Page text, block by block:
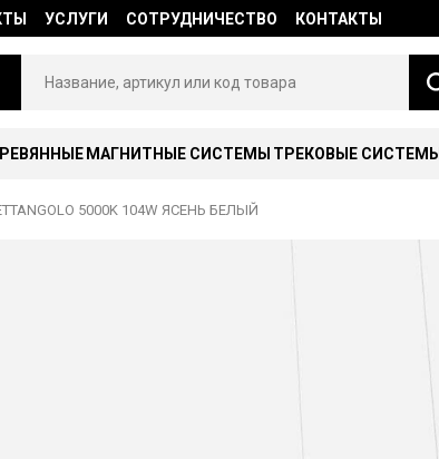
УСЛУГИ СОТРУДНИЧЕСТВО КОНТАКТЫ
МАГНИТНЫЕ СИСТЕМЫ ТРЕКОВЫЕ СИСТЕМЫ
5000K 104W ЯСЕНЬ БЕЛЫЙ